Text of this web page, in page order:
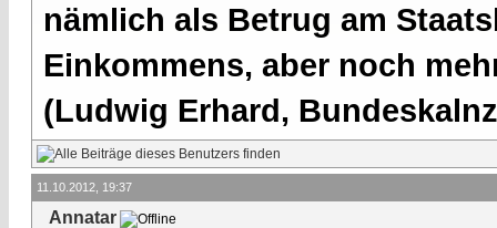
nämlich als Betrug am
Einkommens, aber noch
(Ludwig Erhard,
11.10.2012, 19:37
Annatar